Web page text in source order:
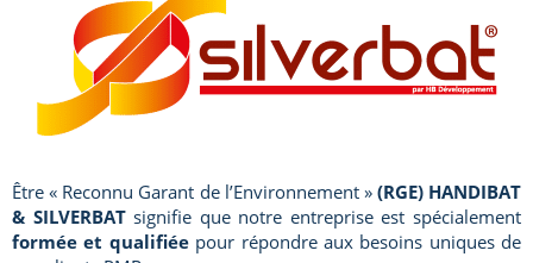
Être « Reconnu Garant de l’Environnement » (RGE) HANDIBAT
& SILVERBATsignifie que notre entreprise est spécialement
formée et qualifiéepour répondre aux besoins uniques de